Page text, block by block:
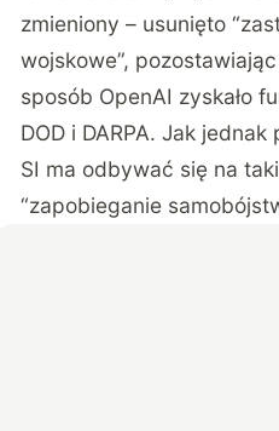
zmieniony – usunięto
wojskowe”,
sposób OpenAI zyskało
DOD i DARPA. Jak
SI ma odbywać się na
“zapobieganie